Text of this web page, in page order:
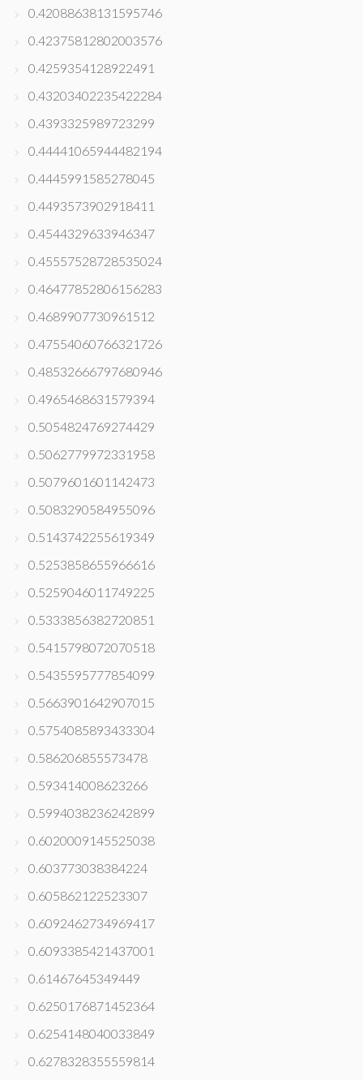
0.42088638131595746
0.42375812802003576
0.4259354128922491
0.43203402235422284
0.4393325989723299
0.44441065944482194
0.4445991585278045
0.4493573902918411
0.4544329633946347
0.45557528728535024
0.46477852806156283
0.4689907730961512
0.47554060766321726
0.48532666797680946
0.4965468631579394
0.5054824769274429
0.5062779972331958
0.5079601601142473
0.5083290584955096
0.5143742255619349
0.5253858655966616
0.5259046011749225
0.5333856382720851
0.5415798072070518
0.5435595777854099
0.5663901642907015
0.5754085893433304
0.586206855573478
0.593414008623266
0.5994038236242899
0.6020009145525038
0.603773038384224
0.605862122523307
0.6092462734969417
0.6093385421437001
0.61467645349449
0.6250176871452364
0.6254148040033849
0.6278328355559814